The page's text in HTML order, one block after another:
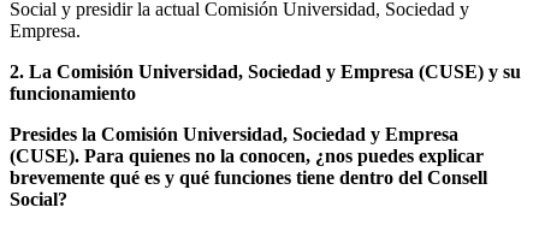
Social y presidir la actual Comisión Universidad, Sociedad y
Empresa.
2. La Comisión Universidad, Sociedad y Empresa (CUSE) y su
funcionamiento
Presides la Comisión Universidad, Sociedad y Empresa
(CUSE). Para quienes no la conocen, ¿nos puedes explicar
brevemente qué es y qué funciones tiene dentro del Consell
Social?